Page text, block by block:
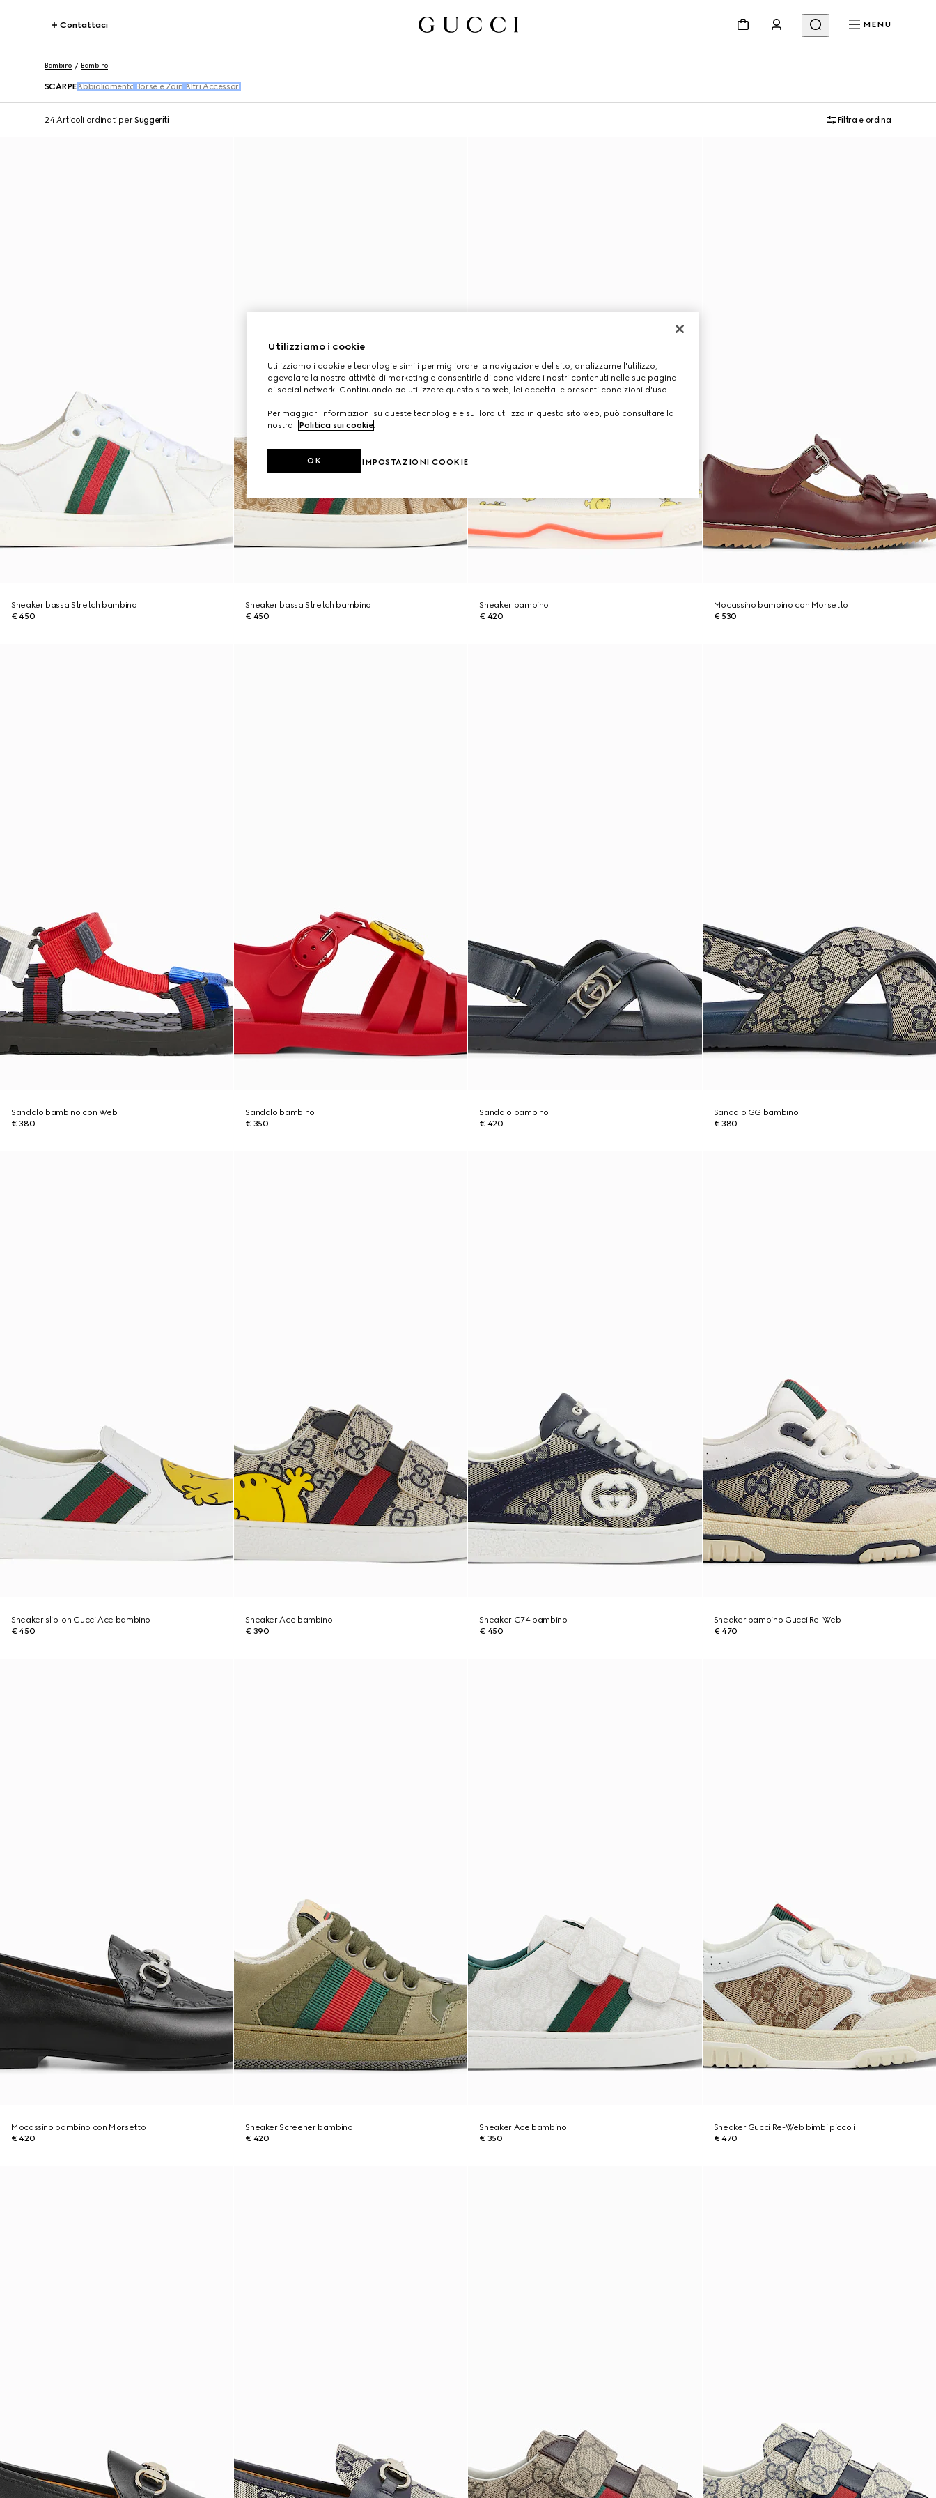
Contattaci MENU
Bambino Bambino
SCARPE Abbigliamento Borse e Zaini Altri Accessori
24 Articoli ordinati perSuggeriti Filtra e ordina
Sneaker bassa Stretch bambino
€ 450
Sneaker bassa Stretch bambino
€ 450
Sneaker bambino
€ 420
Mocassino bambino con Morsetto
€ 530
Sandalo bambino con Web
€ 380
Sandalo bambino
€ 350
Sandalo bambino
€ 420
Sandalo GG bambino
€ 380
Sneaker slip-on Gucci Ace bambino
€ 450
Sneaker Ace bambino
€ 390
Sneaker G74 bambino
€ 450
Sneaker bambino Gucci Re-Web
€ 470
Mocassino bambino con Morsetto
€ 420
Sneaker Screener bambino
€ 420
Sneaker Ace bambino
€ 350
Sneaker Gucci Re-Web bimbi piccoli
€ 470
Utilizziamo i cookie
Utilizziamo i cookie e tecnologie simili per migliorare la navigazione del sito, analizzarne l'utilizzo,
agevolare la nostra attività di marketing e consentirle di condividere i nostri contenuti nelle sue pagine
di social network. Continuando ad utilizzare questo sito web, lei accetta le presenti condizioni d'uso.
Per maggiori informazioni su queste tecnologie e sul loro utilizzo in questo sito web, può consultare la
nostra
Politica sui cookie.
IMPOSTAZIONI COOKIE
OK